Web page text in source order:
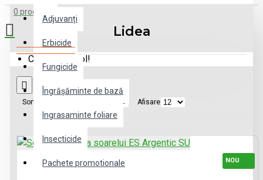
Adjuvanți
Erbicide
Fungicide
Îngrășăminte de bază
Ingrasaminte foliare
Insecticide
Pachete promotionale
0 produs(e) - 0 lei
Coșul este gol!
Lidea
Sortare Afisare
NOU